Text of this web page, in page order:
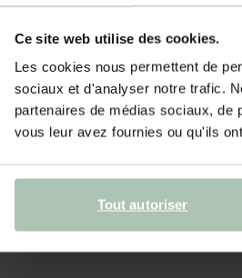
Ce site web utilise des cookies.
Les cookies nous permettent de
sociaux et d'analyser notre trafic.
partenaires de médias sociaux, de
vous leur avez fournies ou qu'ils
Tout autoriser